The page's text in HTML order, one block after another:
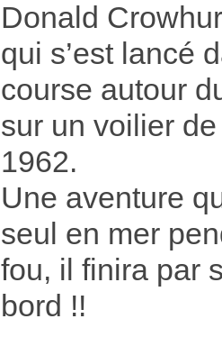
Donald
qui s’est lancé
course autour
sur un voilier
1962.
Une aventure
seul en mer
fou, il finira par
bord !!